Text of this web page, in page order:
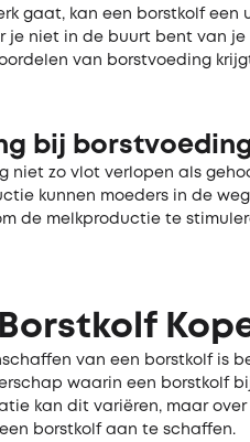
gaat, kan een borstkolf een
je niet in de buurt bent van
van borstvoeding
bij
niet zo vlot verlopen als
kunnen moeders in de
de melkproductie te
Borstkolf K
van een borstkolf is
waarin een borstkolf
kan dit variëren, maar
borstkolf aan te schaffen.